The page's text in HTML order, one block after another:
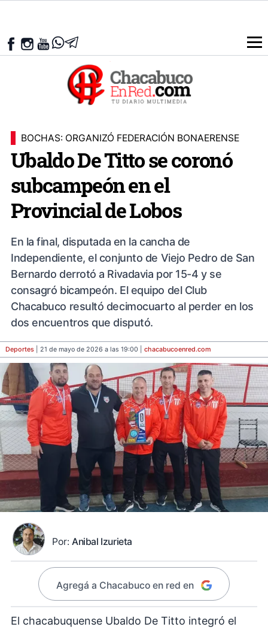
BOCHAS: ORGANIZÓ FEDERACIÓN BONAERENSE
Ubaldo De Titto se coronó
subcampeón en el
Provincial de Lobos
En la final, disputada en la cancha de
Independiente, el conjunto de Viejo Pedro de San
Bernardo derrotó a Rivadavia por 15-4 y se
consagró bicampeón. El equipo del Club
Chacabuco resultó decimocuarto al perder en los
dos encuentros que disputó.
Deportes | 21 de mayo de 2026 a las 19:00 | chacabucoenred.com
Por: Anibal Izurieta
Agregá a Chacabuco en red en
El chacabuquense Ubaldo De Titto integró el